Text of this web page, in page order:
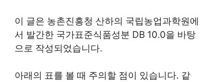
이 글은 농촌진흥청 산하의 국립농업과학원에
서 발간한 국가표준식품성분 DB 10.0을 바탕
으로 작성되었습니다.
아래의 표를 볼 때 주의할 점이 있습니다. 같